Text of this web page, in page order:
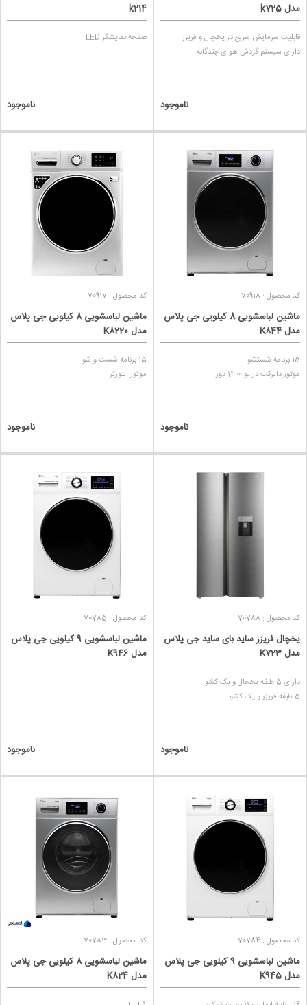
مدل k725
قابلیت سرمایش سریع در یخچال و فریزر
دارای سیستم گردش هوای چندگانه
ناموجود
k214
صفحه نمایشگر LED
ناموجود
کد محصول : 70918
ماشین لباسشویی 8 کیلویی جی پلاس
مدل K844
15 برنامه شستشو
موتور دایرکت درایو 1400 دور
ناموجود
کد محصول : 70917
ماشین لباسشویی 8 کیلویی جی پلاس
مدل K8220
15 برنامه شست و شو
موتور اینورتر
ناموجود
کد محصول : 70788
یخچال فریزر ساید بای ساید جی پلاس
مدل K723
دارای 5 طبقه یخچال و یک کشو
5 طبقه فریزر و یک کشو
ناموجود
کد محصول : 70785
ماشین لباسشویی 9 کیلویی جی پلاس
مدل K946
ناموجود
کد محصول : 70784
ماشین لباسشویی 9 کیلویی جی پلاس
مدل K945
کد محصول : 70783
ماشین لباسشویی 8 کیلویی جی پلاس
مدل K824